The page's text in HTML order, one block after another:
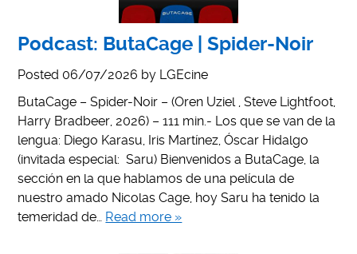
Podcast: ButaCage | Spider-Noir
Posted 06/07/2026 by LGEcine
ButaCage – Spider-Noir – (Oren Uziel , Steve Lightfoot,
Harry Bradbeer, 2026) – 111 min.- Los que se van de la
lengua: Diego Karasu, Iris Martínez, Óscar Hidalgo
(invitada especial: Saru) Bienvenidos a ButaCage, la
sección en la que hablamos de una película de
nuestro amado Nicolas Cage, hoy Saru ha tenido la
temeridad de… Read more »